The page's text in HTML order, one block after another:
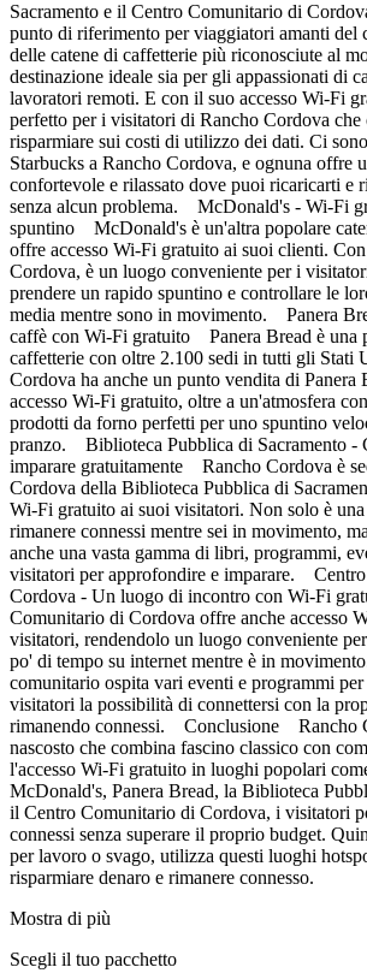
Sacramento e il Centro Comunitario di
punto di riferimento per viaggiatori amanti
delle catene di caffetterie più riconosciute al
destinazione ideale sia per gli appassionati di
lavoratori remoti. E con il suo accesso Wi-Fi
perfetto per i visitatori di Rancho Cordova che
risparmiare sui costi di utilizzo dei dati. Ci
Starbucks a Rancho Cordova, e ognuna offre
confortevole e rilassato dove puoi ricaricarti e
senza alcun problema. McDonald's - Wi-Fi
spuntino McDonald's è un'altra popolare
offre accesso Wi-Fi gratuito ai suoi clienti.
Cordova, è un luogo conveniente per i
prendere un rapido spuntino e controllare le
media mentre sono in movimento. Panera
caffè con Wi-Fi gratuito Panera Bread è una
caffetterie con oltre 2.100 sedi in tutti gli Stati
Cordova ha anche un punto vendita di Panera
accesso Wi-Fi gratuito, oltre a un'atmosfera
prodotti da forno perfetti per uno spuntino
pranzo. Biblioteca Pubblica di Sacramento -
imparare gratuitamente Rancho Cordova è
Cordova della Biblioteca Pubblica di
Wi-Fi gratuito ai suoi visitatori. Non solo è una
rimanere connessi mentre sei in movimento,
anche una vasta gamma di libri, programmi,
visitatori per approfondire e imparare.
Cordova - Un luogo di incontro con Wi-Fi
Comunitario di Cordova offre anche accesso
visitatori, rendendolo un luogo conveniente
po' di tempo su internet mentre è in
comunitario ospita vari eventi e programmi per
visitatori la possibilità di connettersi con la
rimanendo connessi. Conclusione Rancho
nascosto che combina fascino classico con
l'accesso Wi-Fi gratuito in luoghi popolari
McDonald's, Panera Bread, la Biblioteca
il Centro Comunitario di Cordova, i visitatori
connessi senza superare il proprio budget.
per lavoro o svago, utilizza questi luoghi
risparmiare denaro e rimanere connesso.
Mostra di più
Scegli il tuo pacchetto